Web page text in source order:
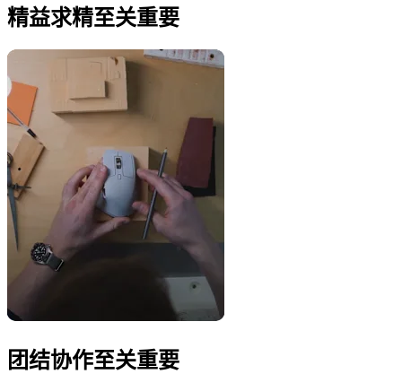
精益求精至关重要
团结协作至关重要